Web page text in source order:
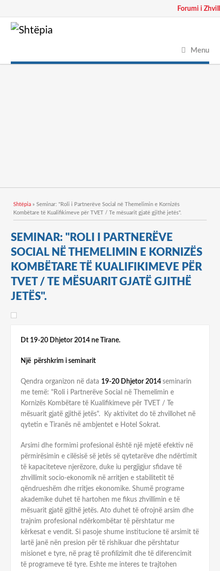
Forumi i
Menu
Gjëndeni këtu
Shtëpia » Seminar: "Roli i Partnerëve Social në Themelimin e Kornizës
Kombëtare të Kualifikimeve për TVET / Te mësuarit gjatë gjithë jetës".
SEMINAR: "ROLI I PARTNERËVE
SOCIAL NË THEMELIMIN E KORNIZËS
KOMBËTARE TË KUALIFIKIMEVE PËR
TVET / TE MËSUARIT GJATË GJITHË
JETËS".
Dt 19-20 Dhjetor 2014 ne Tirane.
Një përshkrim i seminarit
Qendra organizon në data 19-20 Dhjetor 2014seminarin
me temë: "Roli i Partnerëve Social në Themelimin e
Kornizës Kombëtare të Kualifikimeve për TVET / Te
mësuarit gjatë gjithë jetës". Ky aktivitet do të zhvillohet në
qytetin e Tiranës në ambjentet e Hotel Sokrat.
Arsimi dhe formimi profesional është një mjetë efektiv në
përmirësimin e cilësisë së jetës së qytetarëve dhe ndërtimit
të kapaciteteve njerëzore, duke iu pergjigjur sfidave të
zhvillimit socio-ekonomik në arritjen e stabilitetit të
qëndrueshëm dhe rritjes ekonomike. Shumë programe
akademike duhet të hartohen me fikus zhvillimin e të
mësuarit gjatë gjithë jetës. Ato duhet të ofrojnë arsim dhe
trajnim profesional ndërkombëtar të përshtatur me
kërkesat e vendit. Si pasoje shume institucione të arsimit të
lartë janë nën presion për të rishikuar dhe përshtatur
misionet e tyre, në prag të profilizimit dhe të diferencimit
të programeve të tyre. Eshte me interes te trajtohen